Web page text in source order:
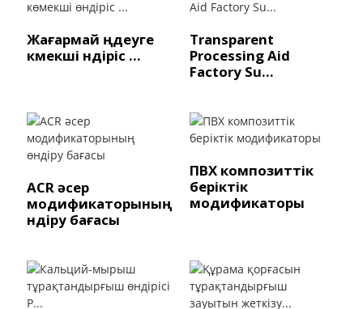
Жағармай өңдеуге
көмекші өндіріс ...
Transparent
Processing Aid
Factory Su...
ACR әсер
модификаторының
өндіру бағасы
ПВХ композиттік
беріктік
модификаторы